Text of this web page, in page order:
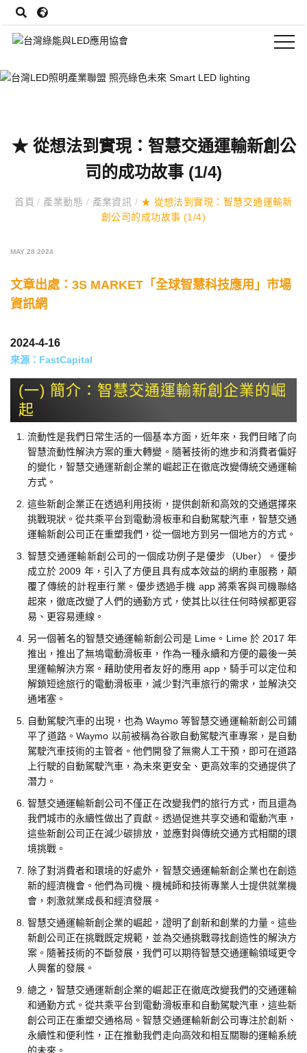
★ 從想法到實現：智慧交通運輸新創公
司的成功故事 (1/4)
首頁/ 產業動態 / 產業資訊 / ★ 從想法到實現：智慧交通運輸新
創公司的成功故事 (1/4)
MAY 28 2024
文章出處： 3S MARKET「全球智慧科技應用」市場
資訊網
2024-4-16
來源： FastCapital
(一) 簡介：智慧交通運輸新創企業的崛
起
流動性是我們日常生活的一個基本方面，近年來，我們目睹了向
智慧流動性解決方案的重大轉變。隨著技術的進步和消費者偏好
的變化，智慧交通運新創企業的崛起正在徹底改變傳統交通運輸
方式。
這些新創企業正在透過利用技術，提供創新和高效的交通選擇來
挑戰現狀。從共乘平台到電動滑板車和自動駕駛汽車，智慧交通
運輸新創公司正在重塑我們，從一個地方到另一個地方的方式。
智慧交通運輸新創公司的一個成功例子是優步（Uber）。優步
成立於 2009 年，引入了方便且具有成本效益的網約車服務，顛
覆了傳統的計程車行業。優步透過手機 app 將乘客與司機聯絡
起來，徹底改變了人們的通勤方式，使其比以往任何時候都更容
易、更容易連線。
另一個著名的智慧交通運輸新創公司是 Lime。Lime 於 2017 年
推出，推出了無塢電動滑板車，作為一種永續和方便的最後一英
里運輸解決方案。藉助使用者友好的應用 app，騎手可以定位和
解鎖短途旅行的電動滑板車，減少對汽車旅行的需求，並解決交
通堵塞。
自動駕駛汽車的出現，也為 Waymo 等智慧交通運輸新創公司鋪
平了道路。Waymo 以前被稱為谷歌自動駕駛汽車專案，是自動
駕駛汽車技術的主管者。他們開發了無需人工干預，即可在道路
上行駛的自動駕駛汽車，為未來更安全、更高效率的交通提供了
潛力。
智慧交通運輸新創公司不僅正在改變我們的旅行方式，而且還為
我們城市的永續性做出了貢獻。透過促進共享交通和電動汽車，
這些新創公司正在減少碳排放，並應對與傳統交通方式相關的環
境挑戰。
除了對消費者和環境的好處外，智慧交通運輸新創企業也在創造
新的經濟機會。他們為司機、機械師和技術專業人士提供就業機
會，刺激就業成長和經濟發展。
智慧交通運輸新創企業的崛起，證明了創新和創業的力量。這些
新創公司正在挑戰既定規範，並為交通挑戰尋找創造性的解決方
案。隨著技術的不斷發展，我們可以期待智慧交通運輸領域更令
人興奮的發展。
總之，智慧交通運新創企業的崛起正在徹底改變我們的交通運輸
和通勤方式。從共乘平台到電動滑板車和自動駕駛汽車，這些新
創公司正在重塑交通格局。智慧交通運輸新創公司專注於創新、
永續性和便利性，正在推動我們走向高效和相互關聯的運輸系統
的未來。